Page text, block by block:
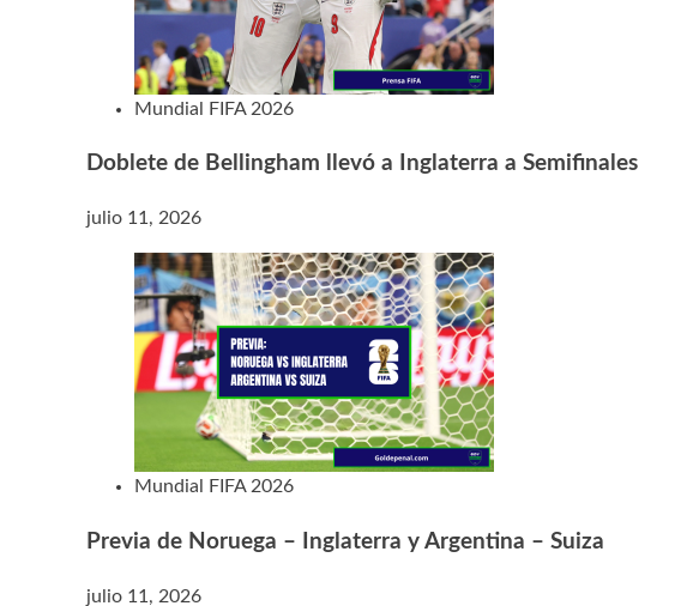
Mundial FIFA 2026
Doblete de Bellingham llevó a Inglaterra a Semifinales
julio 11, 2026
Mundial FIFA 2026
Previa de Noruega – Inglaterra y Argentina – Suiza
julio 11, 2026